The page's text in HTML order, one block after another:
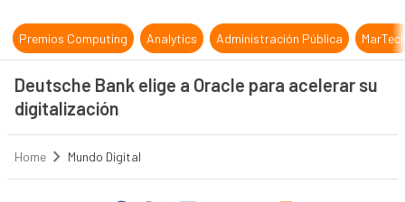
Premios Computing Analytics Administración Pública
Deutsche Bank elige a Oracle para acelerar su
digitalización
Home Mundo Digital